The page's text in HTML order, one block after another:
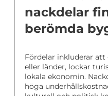
nackdelar
berömda
Fördelar inkluderar
eller länder, lockar
lokala ekonomin.
höga